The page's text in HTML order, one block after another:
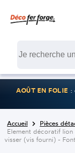
AOÛT EN FOLIE :
Accueil Pièces
Element décoratif
visser (vis fourni) -